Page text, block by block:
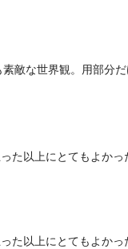
敵な世界観。用部分
た以上にとてもよかっ
た以上にとてもよかっ